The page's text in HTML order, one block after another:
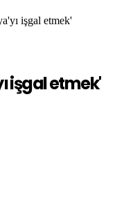
işgal etmek'
işgal etmek'